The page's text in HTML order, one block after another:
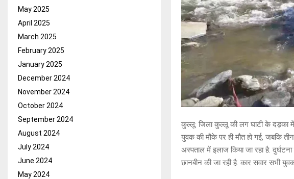
कुल्लू: जिला कुल्लू की लग घाटी के दड़का में
युवक की मौके पर ही मौत हो गई, जबकि
अस्पताल में इलाज किया जा रहा है.
छानबीन की जा रही है. कार सवार सभी
May 2025
April 2025
March 2025
February 2025
January 2025
December 2024
November 2024
October 2024
September 2024
August 2024
July 2024
June 2024
May 2024